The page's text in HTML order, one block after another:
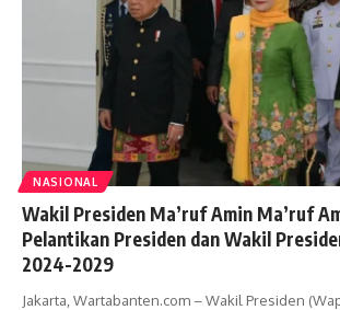
NASIONAL
Wakil Presiden Ma’ruf Amin Ma’ruf
Pelantikan Presiden dan Wakil
2024-2029
Jakarta, Wartabanten.com – Wakil Presiden